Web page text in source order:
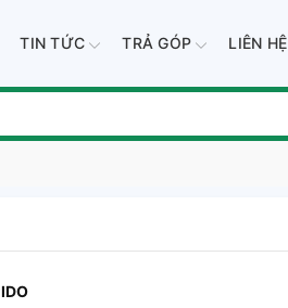
TIN TỨC TRẢ GÓP LIÊN HỆ